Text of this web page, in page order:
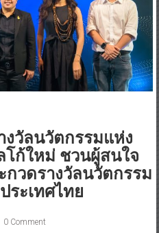
งวัลนวัตกรรมแห่ง
โก้ใหม่ ชวนผู้สนใจ
กวดรางวัลนวัตกรรม
ระเทศไทย
0 Comment